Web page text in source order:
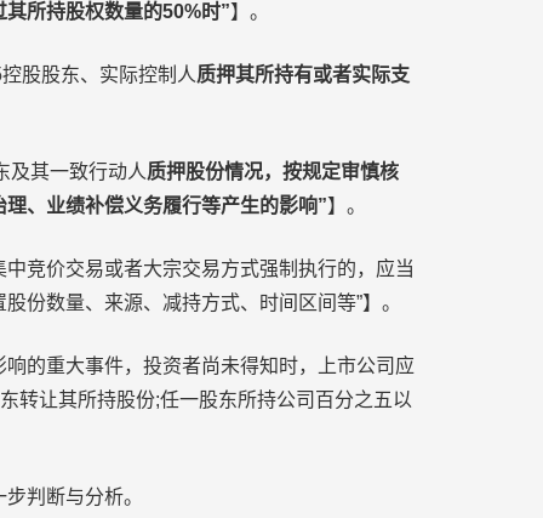
其所持股权数量的50%时”】。
股股东、实际控制人质押其所持有或者实际支
其一致行动人质押股份情况，按规定审慎核
、业绩补偿义务履行等产生的影响”】。
竞价交易或者大宗交易方式强制执行的，应当
份数量、来源、减持方式、时间区间等”】。
的重大事件，投资者尚未得知时，上市公司应
转让其所持股份;任一股东所持公司百分之五以
判断与分析。